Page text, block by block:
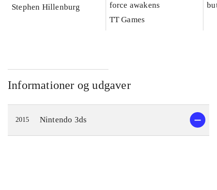
Stephen Hillenburg
force awakens
TT Games
Informationer og udgaver
2015 Nintendo 3ds